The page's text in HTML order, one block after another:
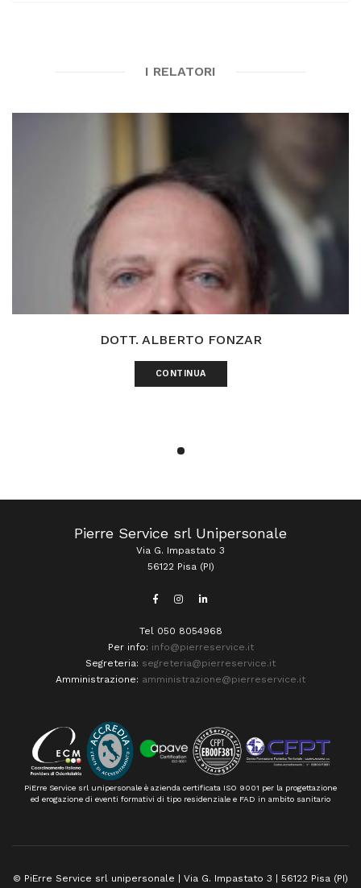
I RELATORI
DOTT. ALBERTO FONZAR
CONTINUA
Pierre Service srl Unipersonale
Via G. Impastato 3
56122 Pisa (PI)
Tel 050 8054968
Per info: info@pierreservice.it
Segreteria: segreteria@pierreservice.it
Amministrazione: amministrazione@pierreservice.it
PiErre Service srl unipersonale è azienda certificata ISO 9001 per la progettazione
ed erogazione di eventi formativi di tipo residenziale e FAD in ambito sanitario
© PiErre Service srl unipersonale | Via G. Impastato 3 | 56122 Pisa (PI)